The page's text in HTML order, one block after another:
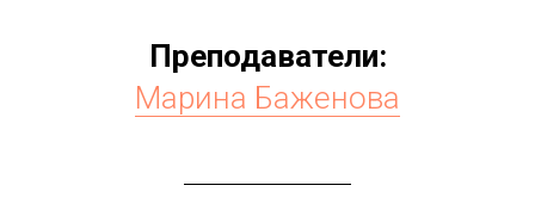
Преподаватели:
Марина Баженова